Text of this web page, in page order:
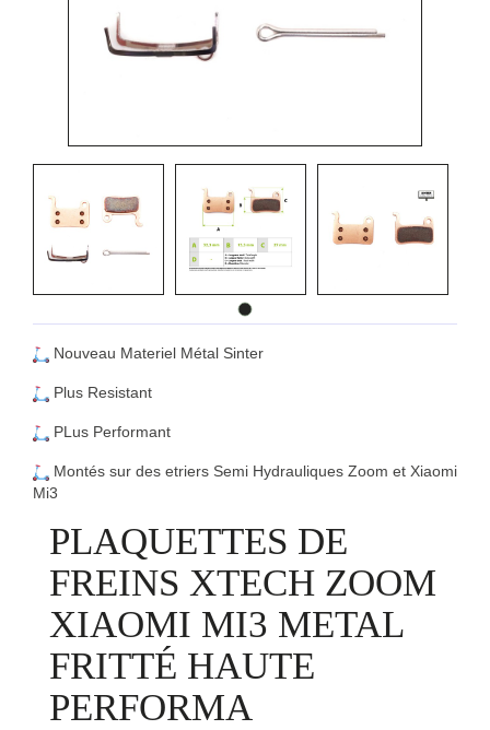
Nouveau Materiel Métal Sinter
Plus Resistant
PLus Performant
Montés sur des etriers Semi Hydrauliques Zoom et Xiaomi
Mi3
PLAQUETTES DE
FREINS XTECH ZOOM
XIAOMI MI3 METAL
FRITTÉ HAUTE
PERFORMA